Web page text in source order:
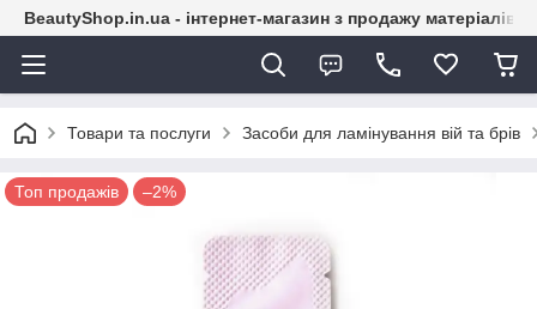
BeautyShop.in.ua - інтернет-магазин з продажу матеріалів
Товари та послуги Засоби для ламінування вій та брів
Топ продажів –2%